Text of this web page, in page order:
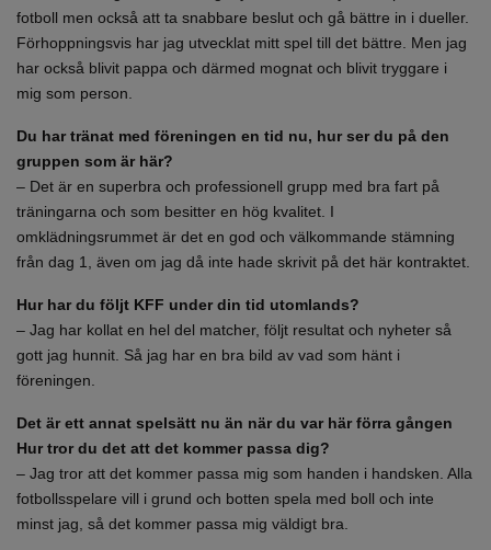
fotboll men också att ta snabbare beslut och gå bättre in i dueller.
Förhoppningsvis har jag utvecklat mitt spel till det bättre. Men jag
har också blivit pappa och därmed mognat och blivit tryggare i
mig som person.
Du har tränat med föreningen en tid nu, hur ser du på den
gruppen som är här?
– Det är en superbra och professionell grupp med bra fart på
träningarna och som besitter en hög kvalitet. I
omklädningsrummet är det en god och välkommande stämning
från dag 1, även om jag då inte hade skrivit på det här kontraktet.
Hur har du följt KFF under din tid utomlands?
– Jag har kollat en hel del matcher, följt resultat och nyheter så
gott jag hunnit. Så jag har en bra bild av vad som hänt i
föreningen.
Det är ett annat spelsätt nu än när du var här förra gången
Hur tror du det att det kommer passa dig?
– Jag tror att det kommer passa mig som handen i handsken. Alla
fotbollsspelare vill i grund och botten spela med boll och inte
minst jag, så det kommer passa mig väldigt bra.